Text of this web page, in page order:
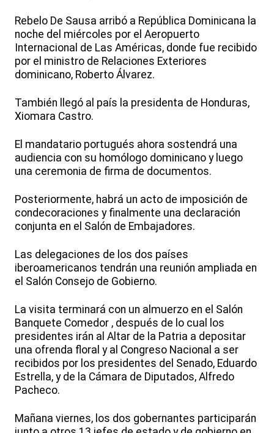
Rebelo De Sausa arribó a República Dominicana la
noche del miércoles por el Aeropuerto
Internacional de Las Américas, donde fue recibido
por el ministro de Relaciones Exteriores
dominicano, Roberto Álvarez.
También llegó al país la presidenta de Honduras,
Xiomara Castro.
El mandatario portugués ahora sostendrá una
audiencia con su homólogo dominicano y luego
una ceremonia de firma de documentos.
Posteriormente, habrá un acto de imposición de
condecoraciones y finalmente una declaración
conjunta en el Salón de Embajadores.
Las delegaciones de los dos países
iberoamericanos tendrán una reunión ampliada en
el Salón Consejo de Gobierno.
La visita terminará con un almuerzo en el Salón
Banquete Comedor , después de lo cual los
presidentes irán al Altar de la Patria a depositar
una ofrenda floral y al Congreso Nacional a ser
recibidos por los presidentes del Senado, Eduardo
Estrella, y de la Cámara de Diputados, Alfredo
Pacheco.
Mañana viernes, los dos gobernantes participarán